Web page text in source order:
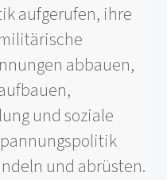
aufgerufen, ihre
abbauen,
und soziale
und abrüsten.